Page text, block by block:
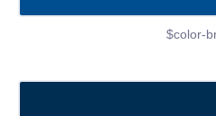
$color-